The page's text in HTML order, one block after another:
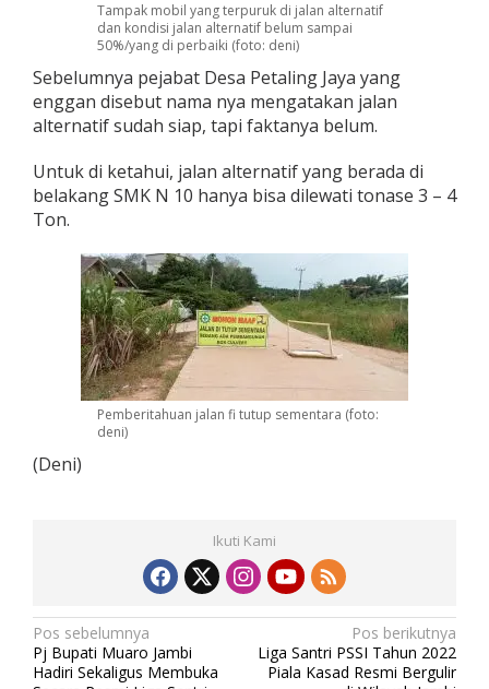
Tampak mobil yang terpuruk di jalan alternatif
dan kondisi jalan alternatif belum sampai
50%/yang di perbaiki (foto: deni)
Sebelumnya pejabat Desa Petaling Jaya yang
enggan disebut nama nya mengatakan jalan
alternatif sudah siap, tapi faktanya belum.
Untuk di ketahui, jalan alternatif yang berada di
belakang SMK N 10 hanya bisa dilewati tonase 3 – 4
Ton.
Pemberitahuan jalan fi tutup sementara (foto:
deni)
(Deni)
Ikuti Kami
N
a
Pos sebelumnya
Pj Bupati Muaro Jambi
Hadiri Sekaligus Membuka
Pos berikutnya
Liga Santri PSSI Tahun 2022
Piala Kasad Resmi Bergulir